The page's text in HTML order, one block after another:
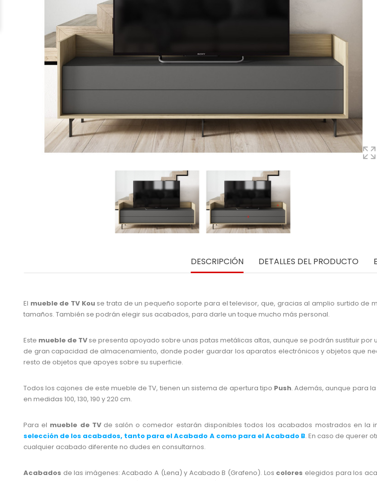
DESCRIPCIÓN DETALLES DEL PRODUCTO
El mueble de TV Kou se trata de un pequeño soporte para el televisor, que, gracias al amplio surtido
tamaños. También se podrán elegir sus acabados, para darle un toque mucho más personal.
Este mueble de TVse presenta apoyado sobre unas patas metálicas altas, aunque se podrán sustituir
de gran capacidad de almacenamiento, donde poder guardar los aparatos electrónicos y objetos que
resto de objetos que apoyes sobre su superficie.
Todos los cajones de este mueble de TV, tienen un sistema de apertura tipo Push. Además, aunque para
en medidas 100, 130, 190 y 220 cm.
Para el mueble de TVde salón o comedor estarán disponibles todos los acabados mostrados en la
selección de los acabados, tanto para el Acabado A como para el Acabado B. En caso de querer
cualquier acabado diferente no dudes en consultarnos.
Acabados de las imágenes: Acabado A (Lena) y Acabado B (Grafeno). Los colores elegidos para los